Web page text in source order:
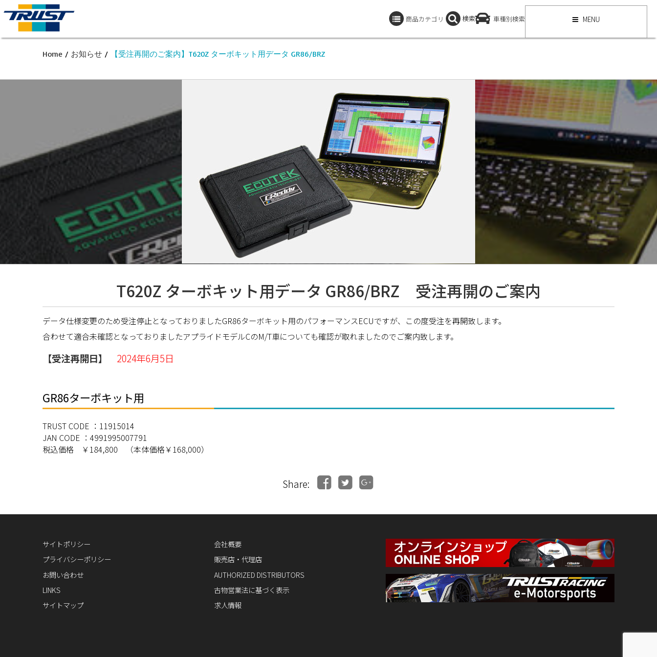
商品カテゴリ 検索 車種別検索 MENU
Home / お知らせ / 【受注再開のご案内】T620Z ターボキット用データ GR86/BRZ
T620Z ターボキット用データ GR86/BRZ 受注再開のご案内
データ仕様変更のため受注停止となっておりましたGR86ターボキット用のパフォーマンスECUですが、この度受注を再開致します。
合わせて適合未確認となっておりましたアプライドモデルCのM/T車についても確認が取れましたのでご案内致します。
【受注再開日】 2024年6月5日
GR86ターボキット用
TRUST CODE ：11915014
JAN CODE ：4991995007791
税込価格 ￥184,800 （本体価格￥168,000）
Share:
会社概要
販売店・代理店
AUTHORIZED DISTRIBUTORS
古物営業法に基づく表示
求人情報
サイトポリシー
プライバシーポリシー
お問い合わせ
LINKS
サイトマップ